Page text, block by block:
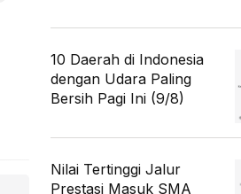
10 Daerah di Indonesia
dengan Udara Paling
Bersih Pagi Ini (9/8)
Nilai Tertinggi Jalur
Prestasi Masuk SMA